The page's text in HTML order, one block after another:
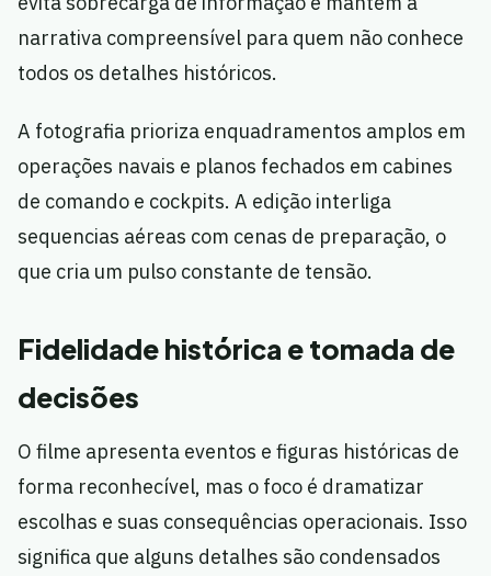
narrativa compreensível para quem não conhece
todos os detalhes históricos.
A fotografia prioriza enquadramentos amplos em
operações navais e planos fechados em cabines
de comando e cockpits. A edição interliga
sequencias aéreas com cenas de preparação, o
que cria um pulso constante de tensão.
Fidelidade histórica e tomada de
decisões
O filme apresenta eventos e figuras históricas de
forma reconhecível, mas o foco é dramatizar
escolhas e suas consequências operacionais. Isso
significa que alguns detalhes são condensados